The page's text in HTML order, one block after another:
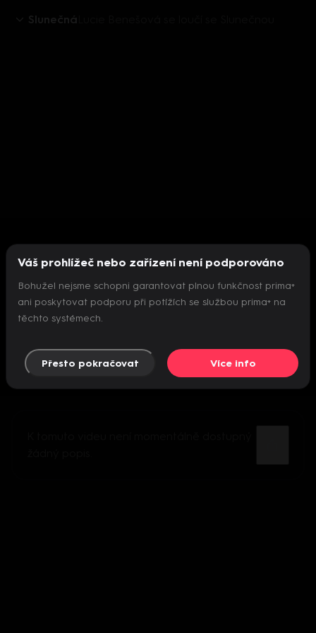
Slunečná
Nepodařilo se inicializovat přehrávač
Váš prohlížeč nebo zařízení není podporováno
Bohužel nejsme schopni garantovat plnou funkčnost prima+
ani poskytovat podporu při potížích se službou prima+ na
těchto systémech.
Přesto pokračovat Více info